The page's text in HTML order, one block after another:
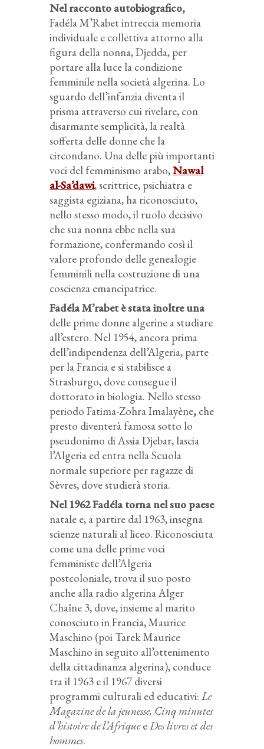
Nel racconto autobiografico,
Fadéla M’Rabet intreccia memoria
individuale e collettiva attorno alla
figura della nonna, Djedda, per
portare alla luce la condizione
femminile nella società algerina. Lo
sguardo dell’infanzia diventa il
prisma attraverso cui rivelare, con
disarmante semplicità, la realtà
sofferta delle donne che la
circondano. Una delle più importanti
voci del femminismo arabo,Nawal
al-Sa’dawi, scrittrice, psichiatra e
saggista egiziana, ha riconosciuto,
nello stesso modo, il ruolo decisivo
che sua nonna ebbe nella sua
formazione, confermando così il
valore profondo delle genealogie
femminili nella costruzione di una
coscienza emancipatrice.
Fadéla M’rabet è stata inoltre una
delle prime donne algerine a studiare
all’estero. Nel 1954, ancora prima
dell’indipendenza dell’Algeria, parte
per la Francia e si stabilisce a
Strasburgo, dove consegue il
dottorato in biologia. Nello stesso
periodo Fatima-Zohra Imalayène, che
presto diventerà famosa sotto lo
pseudonimo di Assia Djebar, lascia
l’Algeria ed entra nella Scuola
normale superiore per ragazze di
Sèvres, dove studierà storia.
Nel 1962 Fadéla torna nel suo paese
natale e, a partire dal 1963, insegna
scienze naturali al liceo. Riconosciuta
come una delle prime voci
femministe dell’Algeria
postcoloniale, trova il suo posto
anche alla radio algerina Alger
Chaîne 3, dove, insieme al marito
conosciuto in Francia, Maurice
Maschino (poi Tarek Maurice
Maschino in seguito all’ottenimento
della cittadinanza algerina), conduce
tra il 1963 e il 1967 diversi
programmi culturali ed educativi: Le
Magazine de la jeunesse, Cinq minutes
d’histoire de l’Afrique eDes livres et des
hommes.